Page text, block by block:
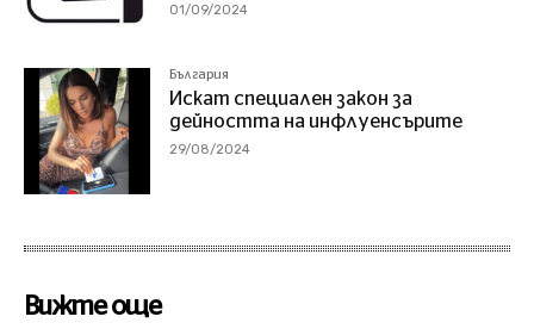
01/09/2024
България
Искат специален закон за
дейността на инфлуенсърите
29/08/2024
Вижте още